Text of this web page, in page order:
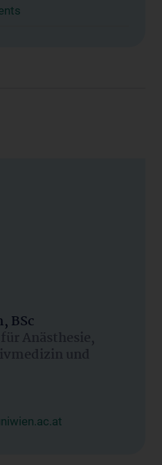
BSc
Anästhesie,
und